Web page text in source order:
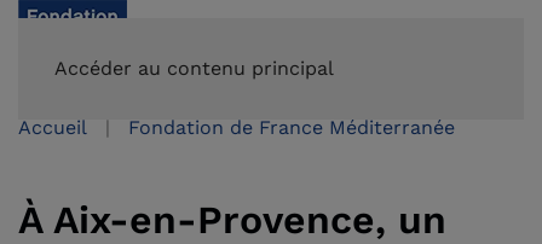
Accéder au contenu principal
Accueil Fondation de France Méditerranée
À Aix-en-Provence, un